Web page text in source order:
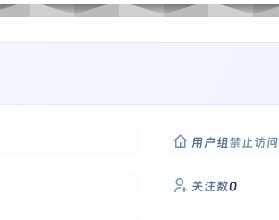
用户组禁止访问
关注数0